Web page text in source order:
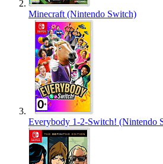
Minecraft (Nintendo Switch)
Everybody 1-2-Switch! (Nintendo